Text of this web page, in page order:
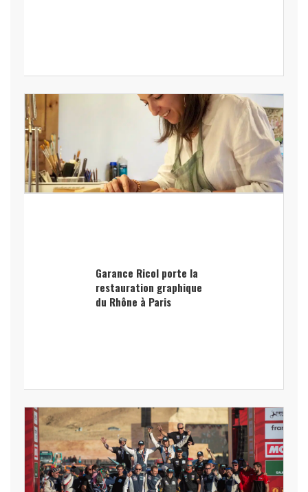
Garance Ricol porte la
restauration graphique
du Rhône à Paris